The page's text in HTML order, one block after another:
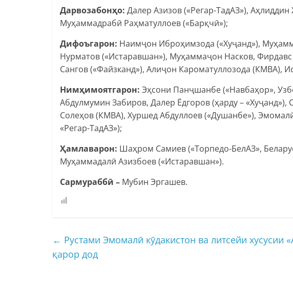
Дарвозабонҳо: Далер Азизов («Регар-ТадАЗ»),
Муҳаммадрабӣ Раҳматуллоев («Барқчӣ»);
Дифоъгарон: Наимҷон Иброҳимзода («Хуҷанд»),
Нурматов («Истаравшан»), Муҳаммаҷон Насков,
Сангов («Файзканд»), Алиҷон Кароматуллозода (КМВА),
Нимҳимоятгарон: Эҳсони Панҷшанбе («Навбаҳор»,
Абдулмумин Забиров, Далер Ёдгоров (ҳарду –
Солеҳов (КМВА), Хуршед Абдуллоев («Душанбе»),
«Регар-ТадАЗ»);
Ҳамлаварон: Шаҳром Самиев («Торпедо-БелАЗ»,
Муҳаммадалӣ Азизбоев («Истаравшан»).
Сармураббӣ – Мубин Эргашев.
← Рустами Эмомалӣ кӯдакистон ва литсейи хусусии
қарор дод